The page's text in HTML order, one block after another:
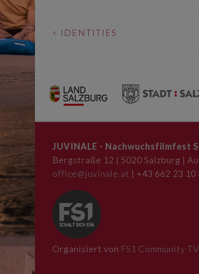
< IDENTITIES
JUVINALE - Nachwuchsfilmfest
Bergstraße 12 | 5020 Salzburg |
office@juvinale.at | +43 662 23 10
Organisiert von FS1 Community